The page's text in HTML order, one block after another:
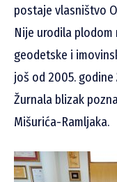
postaje vlasništvo
Nije urodila plodom
geodetske i
još od 2005. godine
Žurnala blizak
Mišurića-Ramljaka.